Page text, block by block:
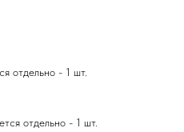
отдельно - 1 шт.
отдельно - 1 шт.